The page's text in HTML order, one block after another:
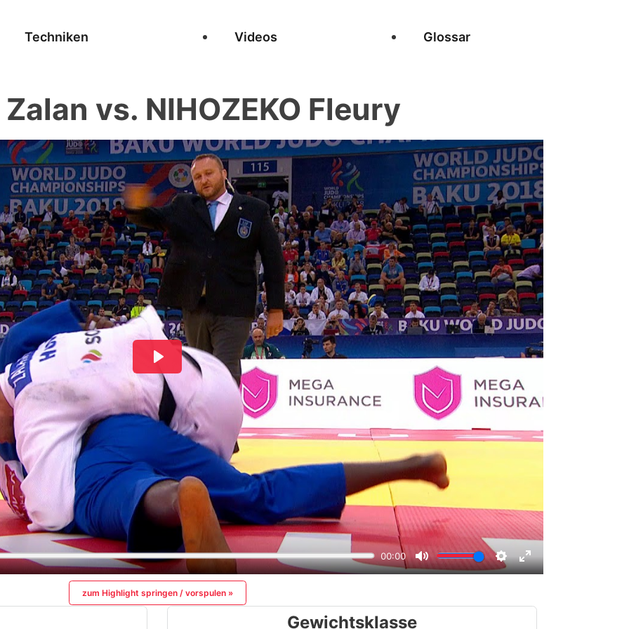
Techniken Videos Glossar
vs. NIHOZEKO Fleury
zum Highlight springen / vorspulen »
Gewichtsklasse